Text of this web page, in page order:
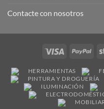
Contacte con nosotros
Visa
HERRAMIENTAS
PINTURA Y DROGUERÍA
ILUMINACIÓN